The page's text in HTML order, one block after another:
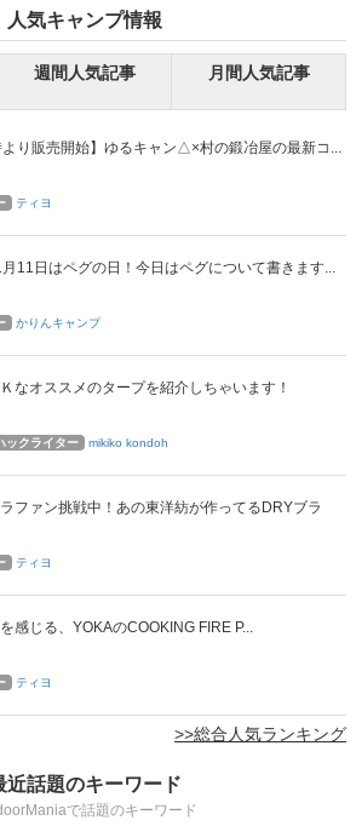
人気キャンプ情報
週間人気記事 月間人気記事
より販売開始】ゆるキャン△×村の鍛冶屋の最新コ...
ティヨ
11日はペグの日！今日はペグについて書きます...
かりんキャンプ
なオススメのタープを紹介しちゃいます！
ックライター mikiko kondoh
ファン挑戦中！あの東洋紡が作ってるDRYブラ
ティヨ
感じる、YOKAのCOOKING FIRE P...
ティヨ
>>総合人気ランキング
近話題のキーワード
で話題のキーワード